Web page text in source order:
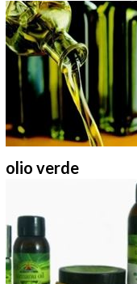
olio verde